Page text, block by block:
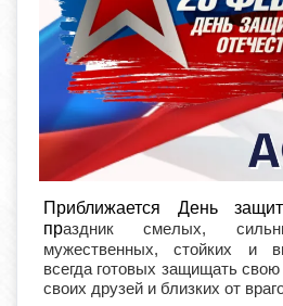
Приближается День
праздник смелых,
мужественных, стойких и
всегда готовых защищать
своих друзей и близких от